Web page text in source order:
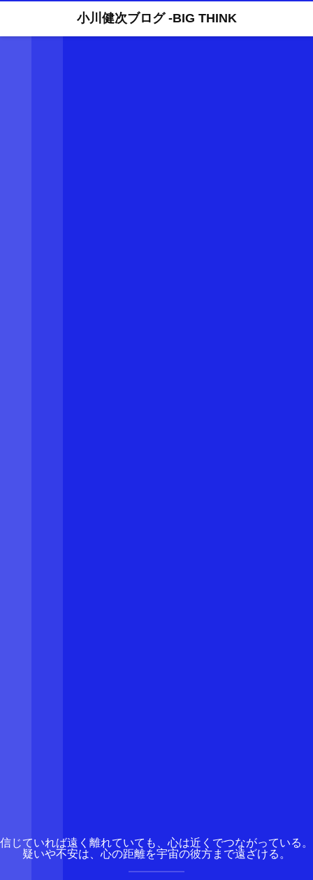
小川健次ブログ -BIG THINK
信じていれば遠く離れていても、心は近くでつながっている。
疑いや不安は、心の距離を宇宙の彼方まで遠ざける。